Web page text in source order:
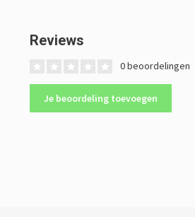
Reviews
0 beoordelingen
Je beoordeling toevoegen